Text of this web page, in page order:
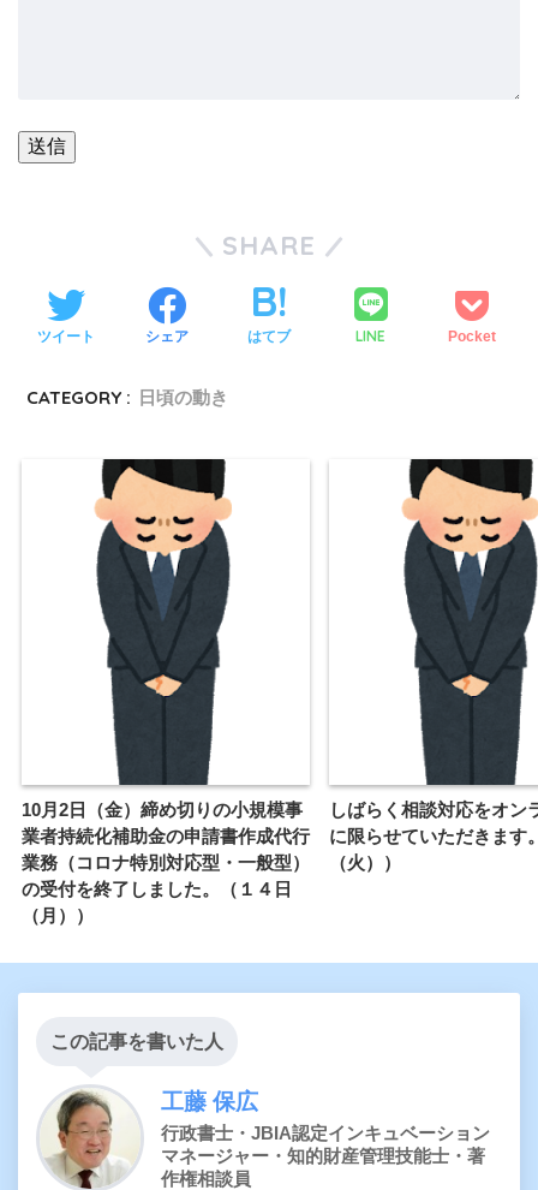
SHARE
ツイート シェア はてブ LINE Pocket
CATEGORY : 日頃の動き
10月2日（金）締め切りの小規模事
業者持続化補助金の申請書作成代行
業務（コロナ特別対応型・一般型）
の受付を終了しました。（１４日
（月））
しばらく相談対応をオン
に限らせていただきます
（火））
この記事を書いた人
工藤 保広
行政書士・JBIA認定インキュベーション
マネージャー・知的財産管理技能士・著
作権相談員